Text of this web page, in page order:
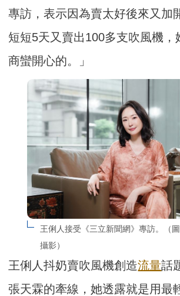
專訪，表示因為賣太好後來又加
短短5天又賣出100多支吹風機，
商蠻開心的。」
王俐人接受《三立新聞網》專訪。（
攝影）
王俐人抖奶賣吹風機創造流量話
張天霖的牽線，她透露就是用最